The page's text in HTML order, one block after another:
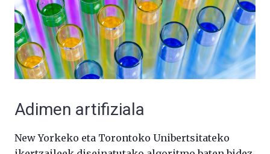
Adimen artifiziala
New Yorkeko eta Torontoko Unibertsitateko